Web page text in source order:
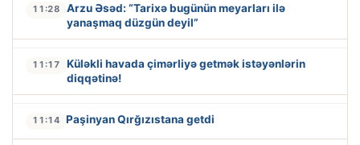
11:28
Arzu Əsəd: “Tarixə bugünün meyarları ilə
yanaşmaq düzgün deyil”
11:17
Küləkli havada çimərliyə getmək istəyənlərin
diqqətinə!
11:14 Paşinyan Qırğızıstana getdi